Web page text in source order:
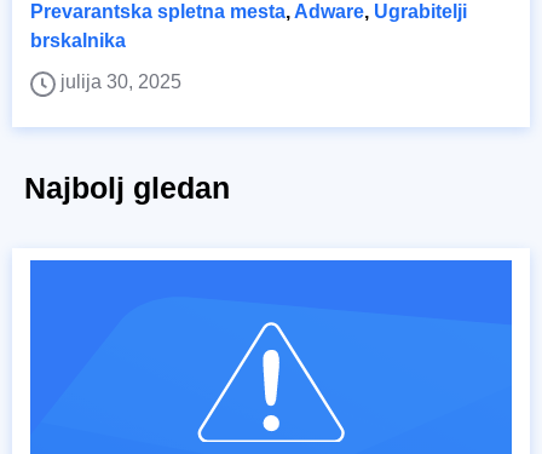
Prevarantska spletna mesta, Adware, Ugrabitelji
brskalnika
julija 30, 2025
Najbolj gledan